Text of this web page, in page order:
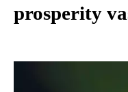
prosperity